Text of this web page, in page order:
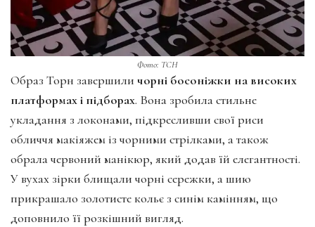
Фото: ТСН
Образ Торн завершили чорні босоніжки на високих
платформах і підборах. Вона зробила стильне
укладання з локонами, підкресливши свої риси
обличчя макіяжем із чорними стрілками, а також
обрала червоний манікюр, який додав їй елегантності.
У вухах зірки блищали чорні сережки, а шию
прикрашало золотисте кольє з синім камінням, що
доповнило її розкішний вигляд.